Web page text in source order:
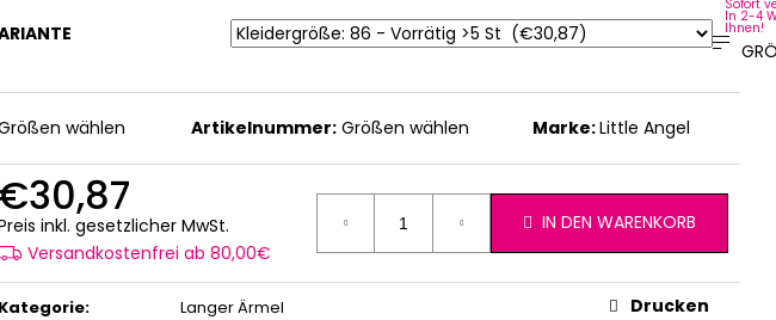
Sofort
In 2-4
Ihnen!
wählen Artikelnummer: Größen wählen Marke:Little Angel
€30,87
inkl. gesetzlicher MwSt.
Versandkostenfrei ab 80,00€
IN DEN WARENKORB
Kategorie:
Langer Ärmel
Drucken